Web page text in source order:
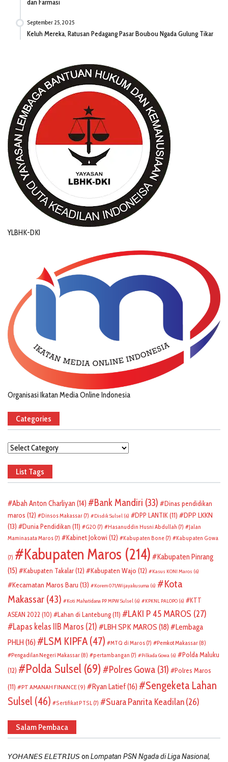
dan Farmasi
September 25, 2025
Keluh Mereka, Ratusan Pedagang Pasar Boubou Ngada Gulung Tikar
YLBHK-DKI
Organisasi Ikatan Media Online Indonesia
Categories
Categories
List Tags
Abah Anton Charliyan (14) Bank Mandiri (33)
Dinas pendidikan
maros (12) Dinsos Makassar (7) Disdik Sulsel (6) DPP LANTIK(11)
DPP LKKN
(13)
Dunia Pendidikan (11) G20 (7) Hasanuddin Husni Abdullah (7)
Jalan
Maminasata Maros (7) Kabinet Jokowi (12) Kabupaten Bone (7) Kabupaten Gowa
(7) Kabupaten Maros (214)
Kabupaten Pinrang
(15)
Kabupaten Takalar(12) Kabupaten Wajo (12) Kasus KONI Maros (6)
Kecamatan Maros Baru (13) Korem 071/Wijayakusuma (6)
Kota
Makassar (43) Koti Mahatidana PP MPW Sulsel (6) KPKNL PALOPO (6)
KTT
ASEAN 2022 (10) Lahan di Lantebung(11) LAKI P 45 MAROS (27)
Lapas kelas IIB Maros (21) LBH SPK MAROS (18)
Lembaga
PHLH (16) LSM KIPFA (47) MTQ di Maros (7) Pemkot Makassar (8)
Pengadilan Negeri Makassar (8) pertambangan (7) Pilkada Gowa (6)
Polda Maluku
(12)
Polda Sulsel (69) Polres Gowa (31)
Polres Maros
(11)
PT AMANAH FINANCE(9) Ryan Latief(16)
Sengeketa Lahan
Sulsel (46) Sertifikat PTSL (7) Suara Panrita Keadilan(26)
Salam Pembaca
𝘠𝘖𝘏𝘈𝘕𝘌𝘚 𝘌𝘓𝘌𝘛𝘙𝘐𝘜𝘚on Lompatan PSN Ngada di Liga Nasional,